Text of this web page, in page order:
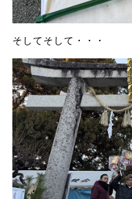
そしてそして・・・